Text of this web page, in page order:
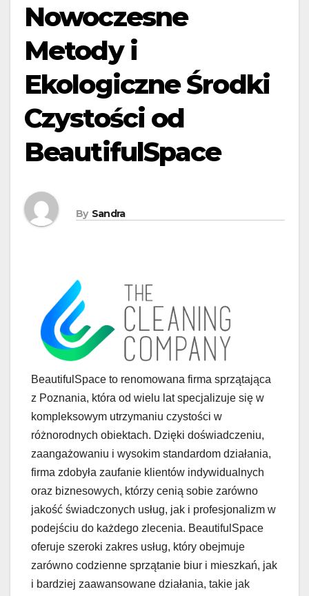
Nowoczesne
Metody i
Ekologiczne Środki
Czystości od
BeautifulSpace
By Sandra
BeautifulSpace to renomowana firma sprzątająca
z Poznania, która od wielu lat specjalizuje się w
kompleksowym utrzymaniu czystości w
różnorodnych obiektach. Dzięki doświadczeniu,
zaangażowaniu i wysokim standardom działania,
firma zdobyła zaufanie klientów indywidualnych
oraz biznesowych, którzy cenią sobie zarówno
jakość świadczonych usług, jak i profesjonalizm w
podejściu do każdego zlecenia. BeautifulSpace
oferuje szeroki zakres usług, który obejmuje
zarówno codzienne sprzątanie biur i mieszkań, jak
i bardziej zaawansowane działania, takie jak